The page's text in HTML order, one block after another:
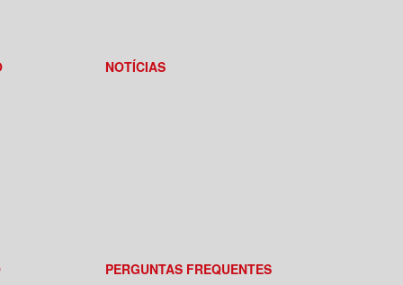
NOTÍCIAS
PERGUNTAS FREQUENTES